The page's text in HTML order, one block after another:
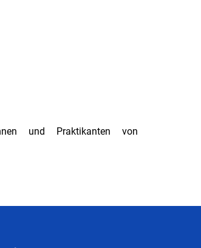
und Praktikanten von